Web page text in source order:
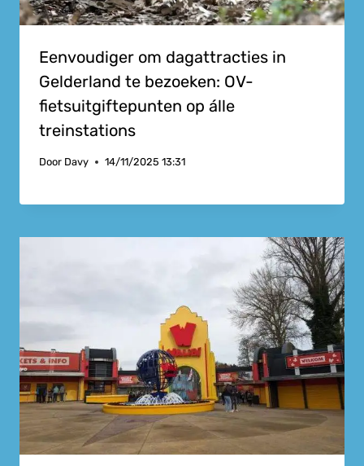
Eenvoudiger om dagattracties in
Gelderland te bezoeken: OV-
fietsuitgiftepunten op álle
treinstations
Door Davy 14/11/2025 13:31